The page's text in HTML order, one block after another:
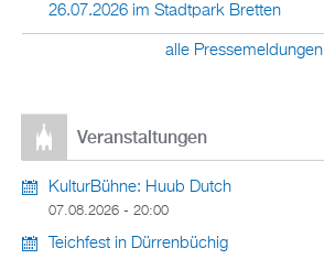
26.07.2026 im Stadtpark Bretten
alle Pressemeldungen
Veranstaltungen
KulturBühne: Huub Dutch
07.08.2026 - 20:00
Teichfest in Dürrenbüchig